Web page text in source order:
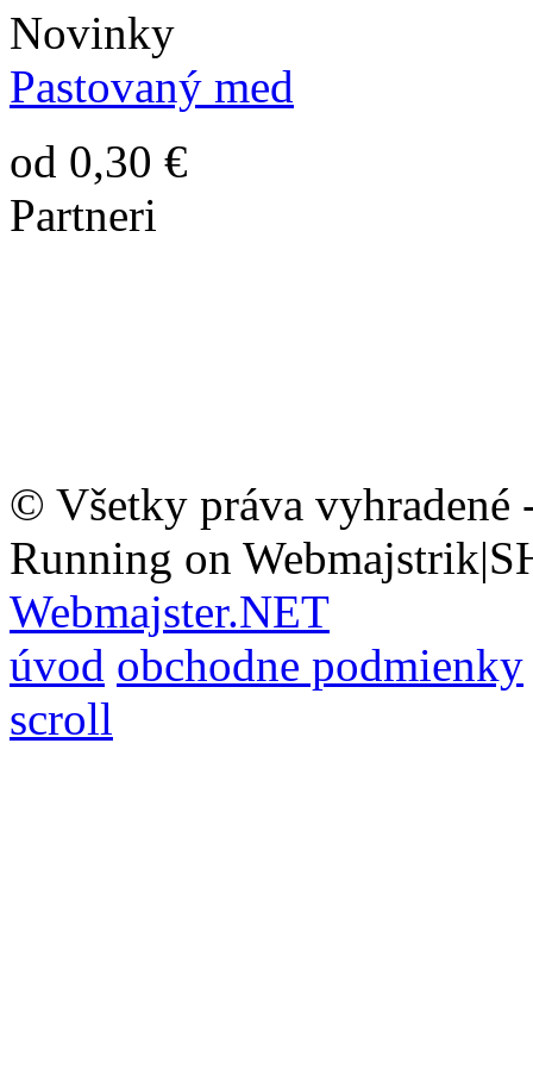
Novinky
Pastovaný med
od 0,30 €
Partneri
© Všetky práva vyhradené
Running on
Webmajster.NET
úvod obchodne podmienky
scroll